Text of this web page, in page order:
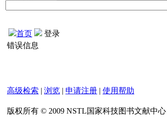
首页
登录
错误信息
高级检索 | 浏览 | 申请注册 | 使用帮助
版权所有 © 2009 NSTL国家科技图书文献中心